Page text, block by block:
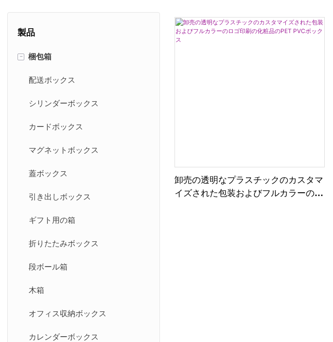
製品
- 梱包箱
配送ボックス
シリンダーボックス
カードボックス
マグネットボックス
蓋ボックス
引き出しボックス
ギフト用の箱
折りたたみボックス
段ボール箱
木箱
オフィス収納ボックス
カレンダーボックス
卸売の透明なプラスチックのカスタマ
イズされた包装およびフルカラーのロ